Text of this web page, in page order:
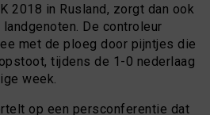
2018 in Rusland, zorgt dan ook
De controleur
met de ploeg door pijntjes die
tijdens de 1-0 nederlaag
week.
op een persconferentie dat